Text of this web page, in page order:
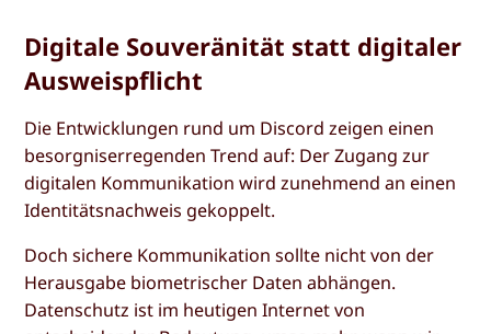
Digitale Souveränität statt digitaler
Ausweispflicht
Die Entwicklungen rund um Discord zeigen einen
besorgniserregenden Trend auf: Der Zugang zur
digitalen Kommunikation wird zunehmend an einen
Identitätsnachweis gekoppelt.
Doch sichere Kommunikation sollte nicht von der
Herausgabe biometrischer Daten abhängen.
Datenschutz ist im heutigen Internet von